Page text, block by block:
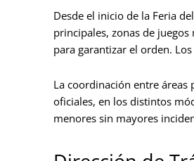
Desde el inicio de la Feria
principales, zonas de
para garantizar el orden.
La coordinación entre
oficiales, en los distintos
menores sin mayores